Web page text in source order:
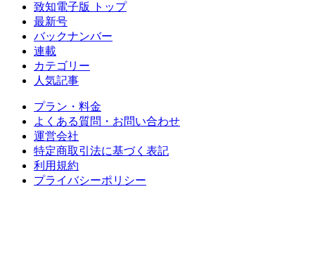
致知電子版 トップ
最新号
バックナンバー
連載
カテゴリー
人気記事
プラン・料金
よくある質問・お問い合わせ
運営会社
特定商取引法に基づく表記
利用規約
プライバシーポリシー